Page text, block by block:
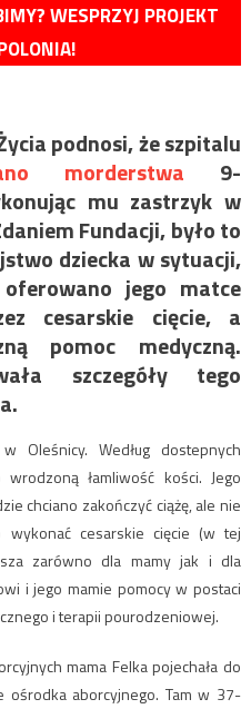
WESPRZYJ PROJEKT
podnosi, że szpitalu
morderstwa 9-
mu zastrzyk w
Fundacji, było to
dziecka w sytuacji,
jego matce
cesarskie cięcie, a
pomoc medyczną.
szczegóły tego
Oleśnicy. Według dostepnych
łamliwość kości. Jego
chciano zakończyć ciążę, ale nie
wykonać cesarskie cięcie (w tej
zarówno dla mamy jak i dla
i jego mamie pomocy w postaci
i terapii pourodzeniowej.
mama Felka pojechała do
ośrodka aborcyjnego. Tam w 37-